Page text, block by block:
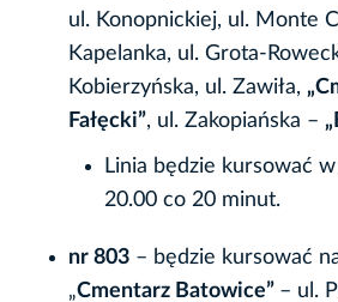
ul. Konopnickiej, ul. Monte
Kapelanka, ul. Grota-
Kobierzyńska, ul. Zawiła,
Fałęcki”, ul. Zakopiańska –
Linia będzie kursować
20.00 co 20 minut.
nr 803 – będzie kursować
„Cmentarz Batowice” – ul.